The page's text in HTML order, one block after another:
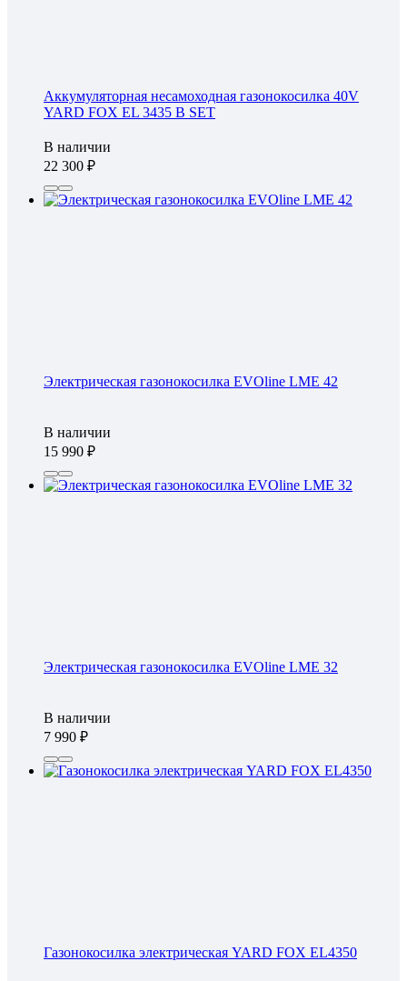
Аккумуляторная несамоходная газонокосилка 40V
YARD FOX EL 3435 B SET
В наличии
22 300
Электрическая газонокосилка EVOline LME 42
В наличии
15 990
Электрическая газонокосилка EVOline LME 32
В наличии
7 990
Газонокосилка электрическая YARD FOX EL4350